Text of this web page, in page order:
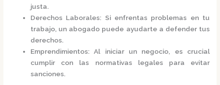
justa.
Derechos Laborales: Si enfrentas problemas en tu
trabajo, un abogado puede ayudarte a defender tus
derechos.
Emprendimientos: Al iniciar un negocio, es crucial
cumplir con las normativas legales para evitar
sanciones.​